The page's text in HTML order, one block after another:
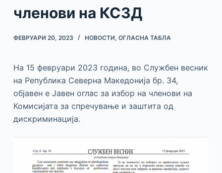
членови на КСЗД
ФЕВРУАРИ 20, 2023 НОВОСТИ, ОГЛАСНА ТАБЛА
На 15 февруари 2023 година, во Службен весник
на Република Северна Македонија бр. 34,
објавен е Јавен оглас за избор на членови на
Комисијата за спречување и заштита од
дискриминација.